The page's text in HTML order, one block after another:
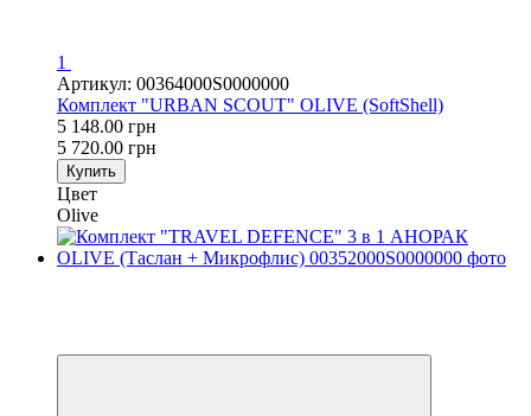
1
Артикул: 00364000S0000000
Комплект "URBAN SCOUT" OLIVE (SoftShell)
5 148.00 грн
5 720.00 грн
Купить
Цвет
Olive